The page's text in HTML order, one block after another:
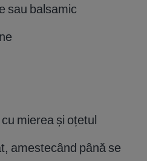
sau balsamic
mierea și oțetul
amestecând până se